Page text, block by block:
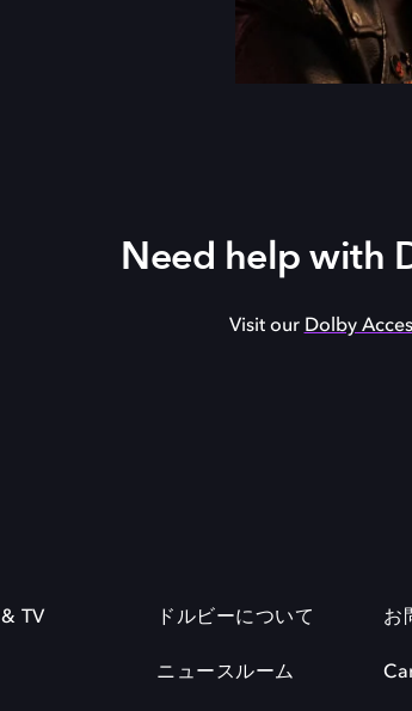
Need help with
Visit our Dolby
TV ドルビーについて
ニュースルーム
お